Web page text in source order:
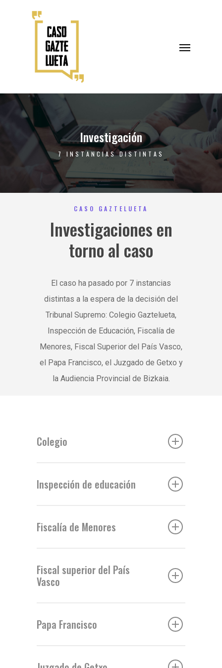
Investigación
7 INSTANCIAS DISTINTAS
CASO GAZTELUETA
Investigaciones en
torno al caso
El caso ha pasado por 7 instancias
distintas a la espera de la decisión del
Tribunal Supremo: Colegio Gaztelueta,
Inspección de Educación, Fiscalía de
Menores, Fiscal Superior del País Vasco,
el Papa Francisco, el Juzgado de Getxo y
la Audiencia Provincial de Bizkaia.
Colegio
Inspección de educación
Fiscalía de Menores
Fiscal superior del País
Vasco
Papa Francisco